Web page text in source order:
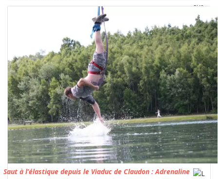
Saut à l’élastique depuis le Viaduc de Claudon : Adrenaline